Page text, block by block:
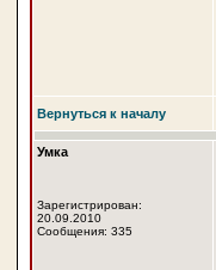
Вернуться к началу
Умка
Зарегистрирован:
20.09.2010
Сообщения: 335